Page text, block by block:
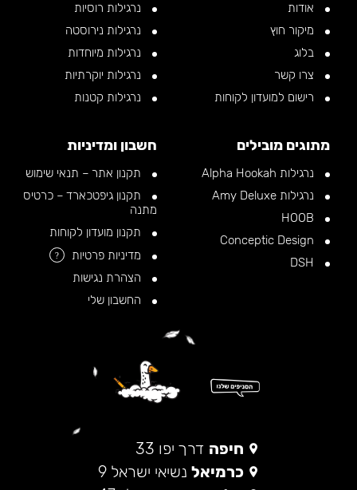
אודות
מיקור חוץ
בלוג
צרו קשר
רישום למועדון לקוחות
נרגילות רוסיות
נרגילות נירוסטה
נרגילות מיוחדות
נרגילות יוקרתיות
נרגילות קטנות
מתוגים מובילים
נרגילות Alpha Hookah
נרגילות Amy Deluxe
חשבון ומדיניות
תקנון אתר – תנאי שימוש
תקנון גיפטכארד – כרטיס
מתנה
תקנון מועדון לקוחות
מדיניות פרטיות
?
הצהרת נגישות
החשבון שלי
חיפה דרך יפו 33
כרמיאל נשיאי ישראל 9